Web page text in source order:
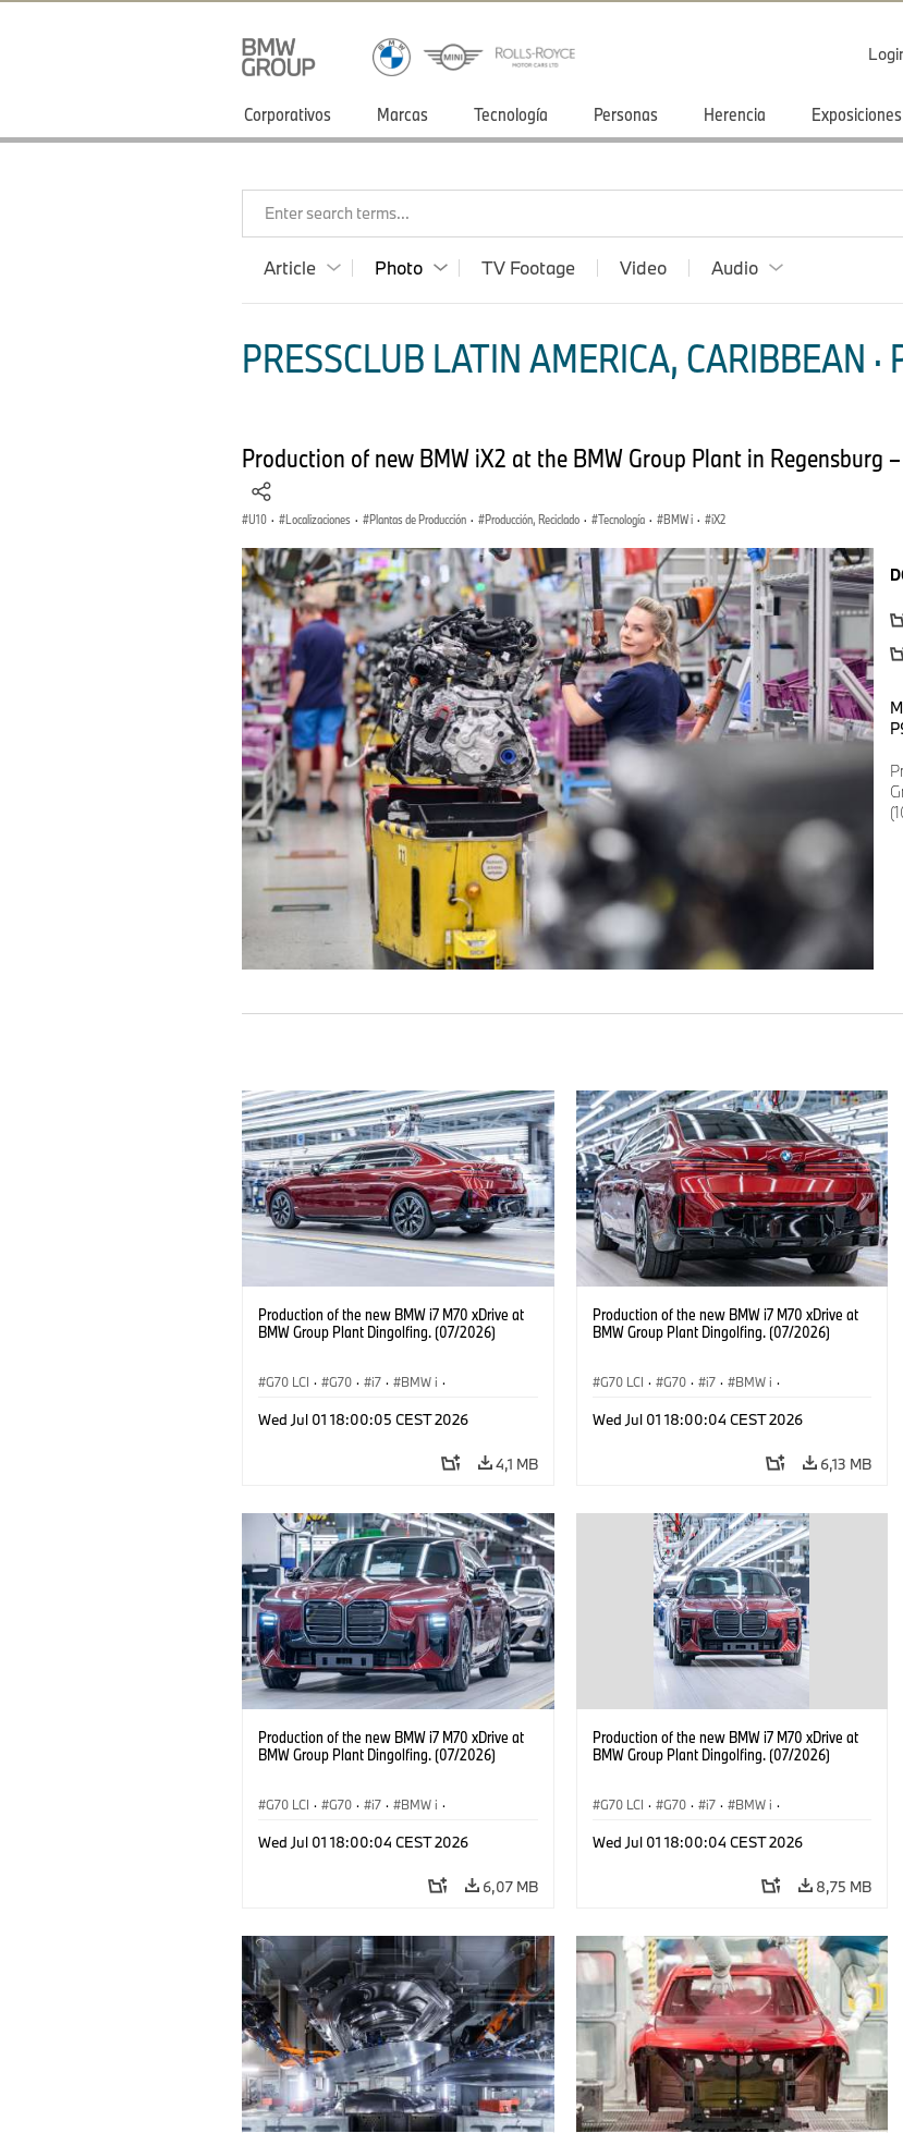
Corporativos Marcas Tecnología Personas Herencia Exposiciones
Enter search terms...
Article Photo TV Footage Video Audio
PRESSCLUB LATIN AMERICA, CARIBBEAN ·
Production of new BMW iX2 at the BMW Group Plant in Regensburg
U10 · Localizaciones · Plantas de Producción · Producción, Reciclado · Tecnología · BMW i · iX2
Production of the new BMW i7 M70 xDrive at
BMW Group Plant Dingolfing. (07/2026)
G70 LCI · G70 · i7 · BMW i ·
Wed Jul 01 18:00:05 CEST 2026
4,1 MB
Production of the new BMW i7 M70 xDrive at
BMW Group Plant Dingolfing. (07/2026)
G70 LCI · G70 · i7 · BMW i ·
Wed Jul 01 18:00:04 CEST 2026
6,13 MB
Production of the new BMW i7 M70 xDrive at
BMW Group Plant Dingolfing. (07/2026)
G70 LCI · G70 · i7 · BMW i ·
Wed Jul 01 18:00:04 CEST 2026
6,07 MB
Production of the new BMW i7 M70 xDrive at
BMW Group Plant Dingolfing. (07/2026)
G70 LCI · G70 · i7 · BMW i ·
Wed Jul 01 18:00:04 CEST 2026
8,75 MB